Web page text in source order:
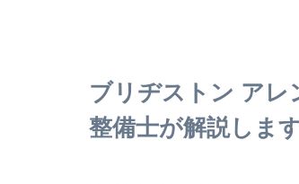
ブリヂストン アレ
整備士が解説します